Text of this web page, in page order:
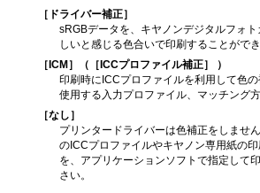
［ドライバー補正］
sRGBデータを、キヤノンデジタルフォト
しいと感じる色合いで印刷することができ
［ICM］
（ ［ICCプロファイル補正］
）
印刷時にICCプロファイルを利用して色の
使用する入力プロファイル、マッチング
［なし］
プリンタードライバーは色補正をしません
のICCプロファイルやキヤノン専用紙の
を、アプリケーションソフトで指定して
さい。